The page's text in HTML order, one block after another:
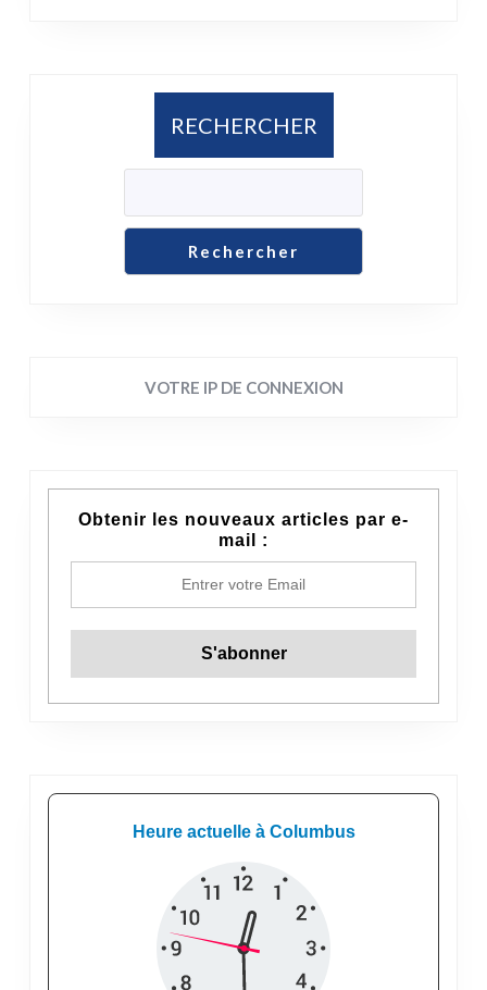
RECHERCHER
Rechercher
VOTRE IP DE CONNEXION
Obtenir les nouveaux articles par e-
mail :